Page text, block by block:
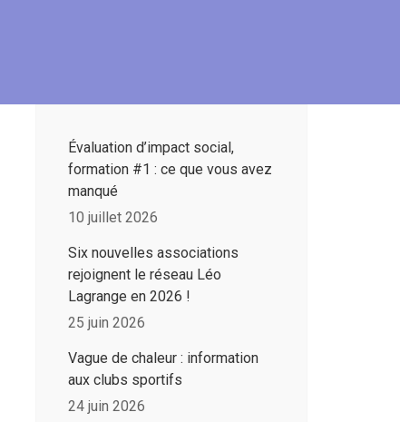
Évaluation d’impact social,
formation #1 : ce que vous avez
manqué
10 juillet 2026
Six nouvelles associations
rejoignent le réseau Léo
Lagrange en 2026 !
25 juin 2026
Vague de chaleur : information
aux clubs sportifs
24 juin 2026